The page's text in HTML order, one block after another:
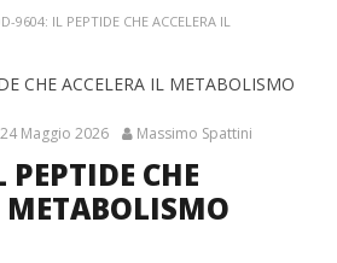
9604: IL PEPTIDE CHE ACCELERA IL
24 Maggio 2026 Massimo Spattini
CHE
METABOLISMO